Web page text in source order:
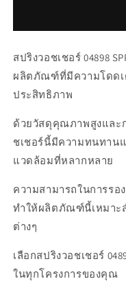
8800TB
NO.32
สปริงวอชเชอร์ 04898
ผลิตภัณฑ์ที่มีความโดด
ประสิทธิภาพ
ด้วยวัสดุคุณภาพสูงและ
ชเชอร์นี้มีความทนทาน
แวดล้อมที่หลากหลาย
ความสามารถในการร
ทำให้ผลิตภัณฑ์นี้เหมาะ
ต่างๆ
เลือกสปริงวอชเชอร์
ในทุกโครงการของคุณ